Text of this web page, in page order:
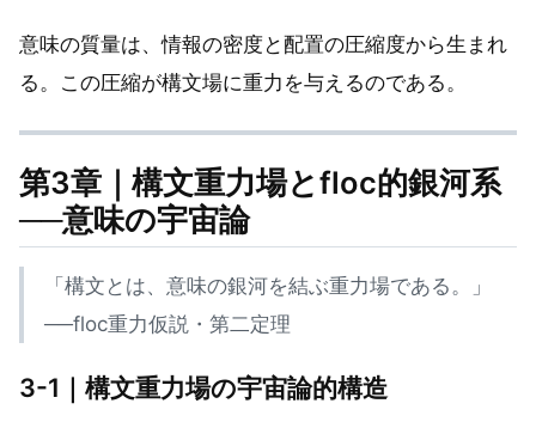
意味の質量は、情報の密度と配置の圧縮度から生まれ
る。この圧縮が構文場に重力を与えるのである。
第3章｜構文重力場とfloc的銀河系
──意味の宇宙論
「構文とは、意味の銀河を結ぶ重力場である。」
──floc重力仮説・第二定理
3-1｜構文重力場の宇宙論的構造